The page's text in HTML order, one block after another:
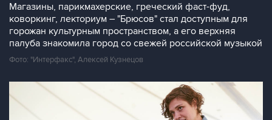
Магазины, парикмахерские, греческий фаст-фуд,
коворкинг, лекториум – "Брюсов" стал доступным для
горожан культурным пространством, а его верхняя
палуба знакомила город со свежей российской музыкой
Фото: "Интерфакс", Алексей Кузнецов